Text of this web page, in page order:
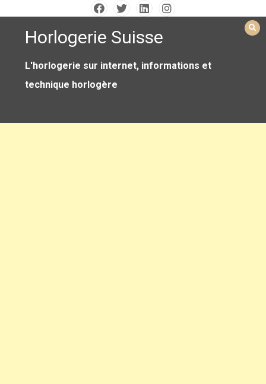
contentHorlogerie Suisse
L'horlogerie sur internet, informations et
technique horlogère